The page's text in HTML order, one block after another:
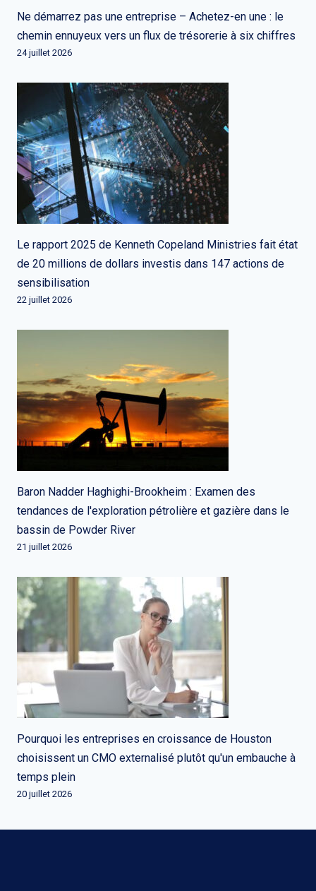
Ne démarrez pas une entreprise – Achetez-en une : le
chemin ennuyeux vers un flux de trésorerie à six chiffres
24 juillet 2026
Le rapport 2025 de Kenneth Copeland Ministries fait état
de 20 millions de dollars investis dans 147 actions de
sensibilisation
22 juillet 2026
Baron Nadder Haghighi-Brookheim : Examen des
tendances de l'exploration pétrolière et gazière dans le
bassin de Powder River
21 juillet 2026
Pourquoi les entreprises en croissance de Houston
choisissent un CMO externalisé plutôt qu'un embauche à
temps plein
20 juillet 2026